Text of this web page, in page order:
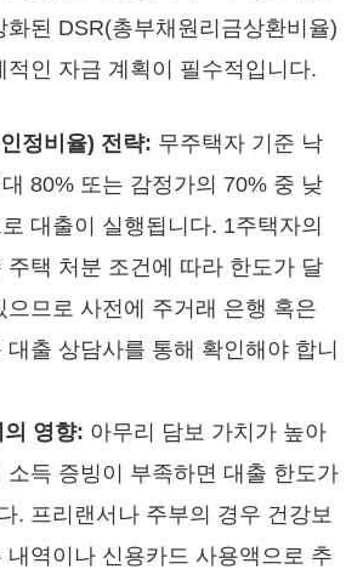
화된 DSR(총부채원리금상환비율)
적인 자금 계획이 필수적입니다.
정비율) 전략: 무주택자 기준 낙
80% 또는 감정가의 70% 중 낮
대출이 실행됩니다. 1주택자의
주택 처분 조건에 따라 한도가 달
으므로 사전에 주거래 은행 혹은
대출 상담사를 통해 확인해야 합니
영향: 아무리 담보 가치가 높아
소득 증빙이 부족하면 대출 한도가
. 프리랜서나 주부의 경우 건강보
내역이나 신용카드 사용액으로 추